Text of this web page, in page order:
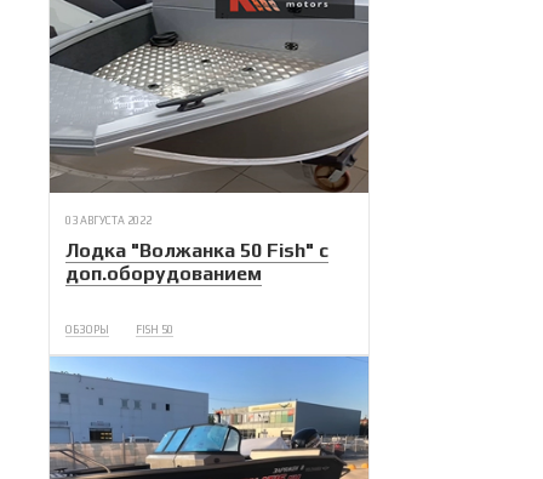
03 АВГУСТА 2022
Лодка "Волжанка 50 Fish" с
доп.оборудованием
ОБЗОРЫ FISH 50